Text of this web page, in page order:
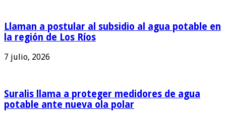
Llaman a postular al subsidio al agua potable en
la región de Los Ríos
7 julio, 2026
Suralis llama a proteger medidores de agua
potable ante nueva ola polar